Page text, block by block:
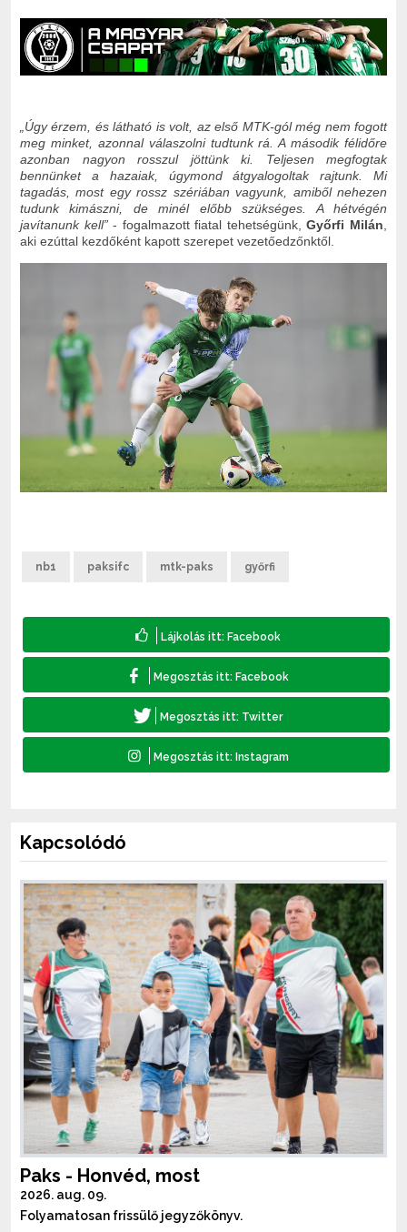
„Úgy érzem, és látható is volt, az első MTK-gól még nem fogott
meg minket, azonnal válaszolni tudtunk rá. A második félidőre
azonban nagyon rosszul jöttünk ki. Teljesen megfogtak
bennünket a hazaiak, úgymond átgyalogoltak rajtunk. Mi
tagadás, most egy rossz szériában vagyunk, amiből nehezen
tudunk kimászni, de minél előbb szükséges. A hétvégén
javítanunk kell”- fogalmazott fiatal tehetségünk,Győrfi Milán
aki ezúttal kezdőként kapott szerepet vezetőedzőnktől.
nb1 paksifc mtk-paks győrfi
Kapcsolódó
Paks - Honvéd, most
2026. aug. 09.
Folyamatosan frissülő jegyzőkönyv.